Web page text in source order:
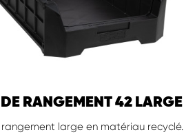
DE RANGEMENT 42 LARGE
large en matériau recyclé.